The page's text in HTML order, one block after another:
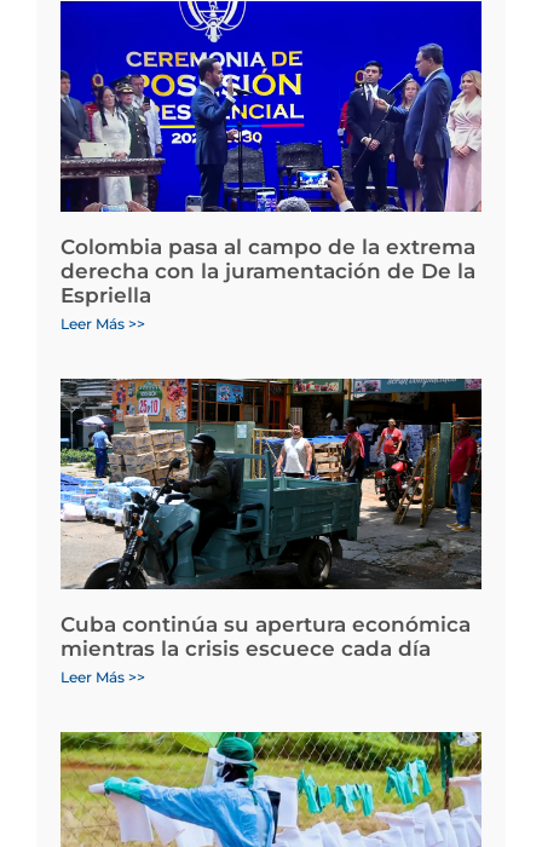
Colombia pasa al campo de la extrema
derecha con la juramentación de De la
Espriella
Leer Más >>
Cuba continúa su apertura económica
mientras la crisis escuece cada día
Leer Más >>